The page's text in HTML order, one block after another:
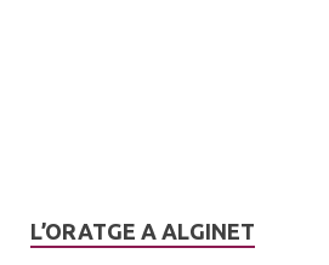
L’ORATGE A ALGINET